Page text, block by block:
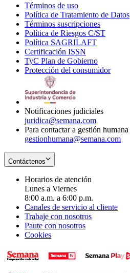
Términos de uso
in
new
window
Política de Tratamiento de Datos
Términos suscripciones
in
Política de Riesgos C/ST
Política SAGRILAFT
new
window
Certificación ISSN
in
new
TyC Plan de Gobierno
in
Protección del consumidorOpens
Notificaciones judiciales
juridica@semana.com
Para contactar a gestión humana
gestionhumana@semana.com
Contáctenos
Horarios de atención
Lunes a Viernes
8:00 a.m. a 6:00 p.m.
Canales de servicio al cliente
Trabaje con nosotros
Paute con nosotros
Cookies